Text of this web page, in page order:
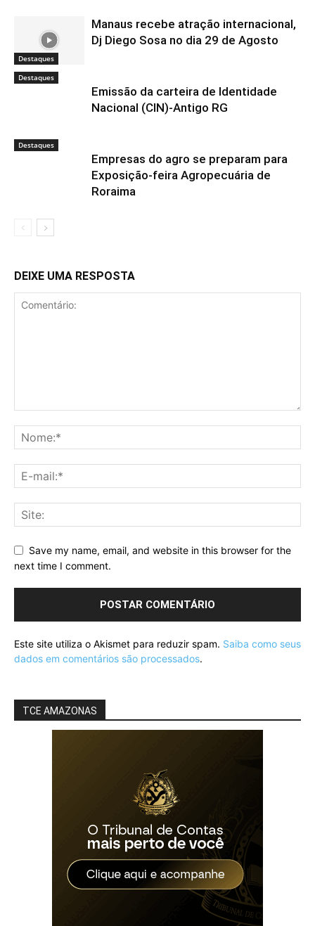
Destaques
Manaus recebe atração internacional,
Dj Diego Sosa no dia 29 de Agosto
Destaques
Emissão da carteira de Identidade
Nacional (CIN)-Antigo RG
Destaques
Empresas do agro se preparam para
Exposição-feira Agropecuária de
Roraima
DEIXE UMA RESPOSTA
Save my name, email, and website in this browser for the
next time I comment.
Este site utiliza o Akismet para reduzir spam. Saiba como seus
dados em comentários são processados.
TCE AMAZONAS